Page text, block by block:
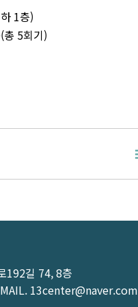
1층)
5회기)
192길 74, 8층
13center@naver.com